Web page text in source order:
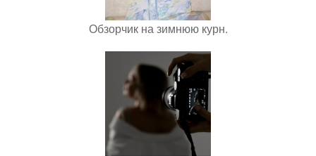
Обзорчик на зимнюю курн.